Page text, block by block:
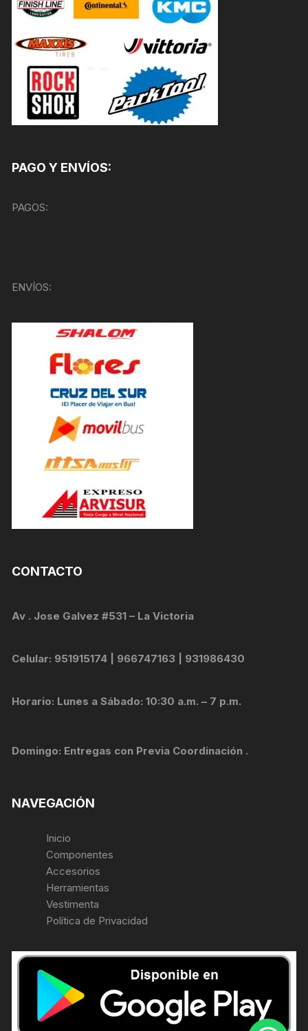
PAGO Y ENVÍOS:
PAGOS:
ENVÍOS:
CONTACTO
Av . Jose Galvez #531 – La Victoria
Celular: 951915174 | 966747163 | 931986430
Horario: Lunes a Sábado: 10:30 a.m. – 7 p.m.
Domingo: Entregas con Previa Coordinación .
NAVEGACIÓN
Inicio
Componentes
Accesorios
Herramientas
Vestimenta
Política de Privacidad